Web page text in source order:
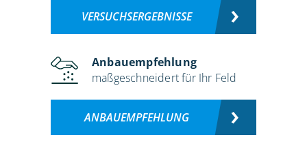
VERSUCHSERGEBNISSE
Anbauempfehlung
maßgeschneidert für Ihr Feld
ANBAUEMPFEHLUNG